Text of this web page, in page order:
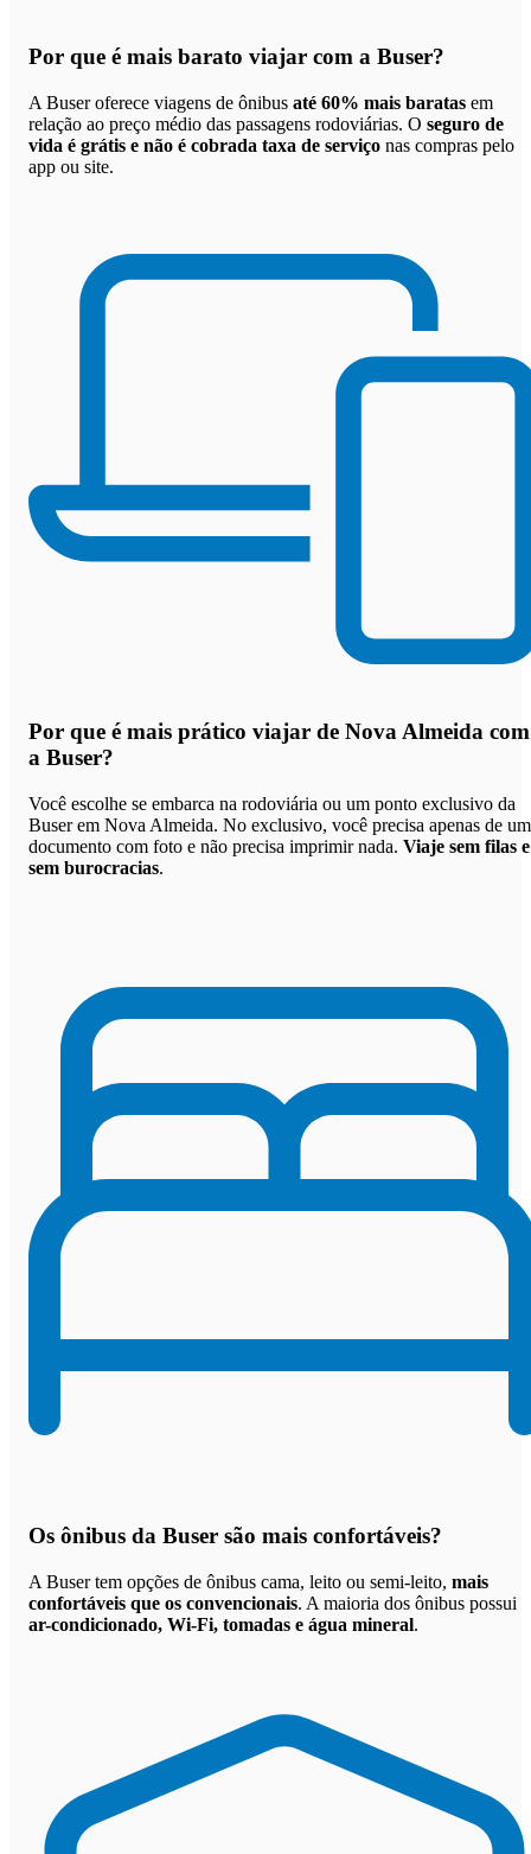
Por que é mais barato viajar com a Buser?
A Buser oferece viagens de ônibus até 60% mais baratas em
relação ao preço médio das passagens rodoviárias. O seguro de
vida é grátis e não é cobrada taxa de serviço nas compras pelo
app ou site.
Por que é mais prático viajar de Nova Almeida com
a Buser?
Você escolhe se embarca na rodoviária ou um ponto exclusivo da
Buser em Nova Almeida. No exclusivo, você precisa apenas de um
documento com foto e não precisa imprimir nada. Viaje sem filas e
sem burocracias.
Os ônibus da Buser são mais confortáveis?
A Buser tem opções de ônibus cama, leito ou semi-leito, mais
confortáveis que os convencionais. A maioria dos ônibus possui
ar-condicionado, Wi-Fi, tomadas e água mineral.